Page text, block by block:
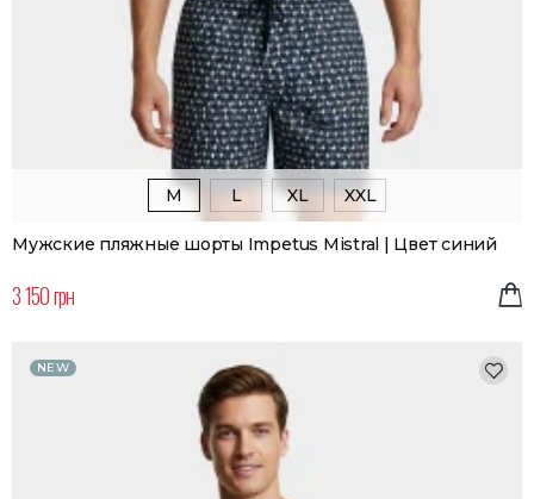
M L XL XXL
Мужские пляжные шорты Impetus Mistral | Цвет синий
3 150 грн
NEW